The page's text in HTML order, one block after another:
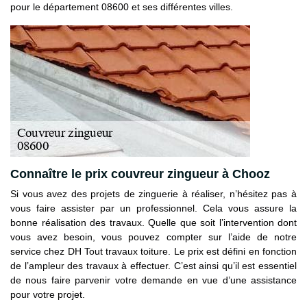
pour le département 08600 et ses différentes villes.
Connaître le prix couvreur zingueur à Chooz
Si vous avez des projets de zinguerie à réaliser, n’hésitez pas à
vous faire assister par un professionnel. Cela vous assure la
bonne réalisation des travaux. Quelle que soit l’intervention dont
vous avez besoin, vous pouvez compter sur l’aide de notre
service chez DH Tout travaux toiture. Le prix est défini en fonction
de l’ampleur des travaux à effectuer. C’est ainsi qu’il est essentiel
de nous faire parvenir votre demande en vue d’une assistance
pour votre projet.